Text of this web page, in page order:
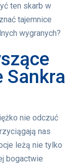
ten skarb w
tajemnice
wygranych?
Sankra
nie odczuć
nas
leżą nie tylko
bogactwie